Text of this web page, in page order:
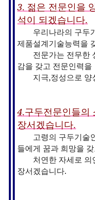
3. 젊은 전문인을
석이 되겠습니다.
우리나라의 구두
제품설계기술능력을
전문가는 전무한
감을 갖고 전문인력을
지극,정성으로
4.구두전문인들의
장서겠습니다.
고령의 구두기술
들에게 꿈과 희망을
처연한 자세로 의
장서겠습니다.